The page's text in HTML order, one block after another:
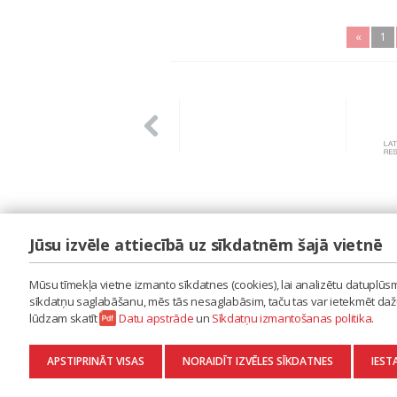
« 1
LAIPA
ES RADU MŪZIKU
AKTUALITĀTES
KONTAKTI
SĪKDATŅU IZMANTOŠANAS POLITIKA
DATU APSTRĀDE
Jūsu izvēle attiecībā uz sīkdatnēm šajā vietnē
Mūsu tīmekļa vietne izmanto sīkdatnes (cookies), lai analizētu
sīkdatņu saglabāšanu, mēs tās nesaglabāsim, taču tas var ietekmēt
lūdzam skatīt
Datu apstrādeun Sīkdatņu izmantošanas politika.
APSTIPRINĀT VISAS NORAIDĪT IZVĒLES SĪKDATNES